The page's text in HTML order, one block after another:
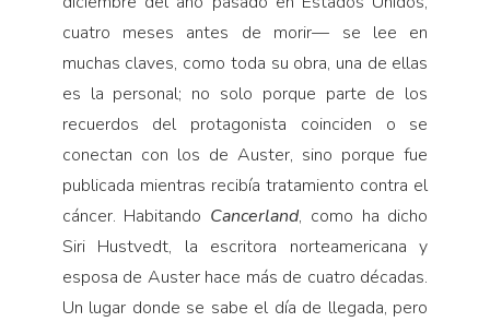
cuatro meses antes de morir— se lee en
muchas claves, como toda su obra, una de ellas
es la personal; no solo porque parte de los
recuerdos del protagonista coinciden o se
conectan con los de Auster, sino porque fue
publicada mientras recibía tratamiento contra el
cáncer. Habitando Cancerland, como ha dicho
Siri Hustvedt, la escritora norteamericana y
esposa de Auster hace más de cuatro décadas.
Un lugar donde se sabe el día de llegada, pero